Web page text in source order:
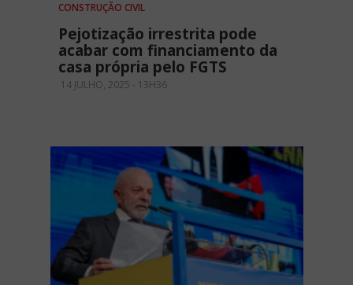
CONSTRUÇÃO CIVIL
Pejotização irrestrita pode
acabar com financiamento da
casa própria pelo FGTS
14 JULHO, 2025 - 13H36